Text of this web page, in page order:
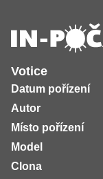
Votice
Datum pořízení
Autor
Místo pořízení
Model
Clona